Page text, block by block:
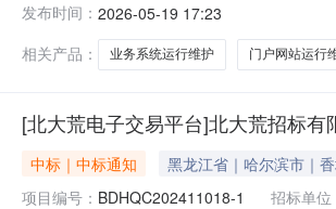
信息供应商名称：国泰新点软件股
称：业务系统
发布时间： 2026-05-19 17:23
相关产品：
业务系统运行维护 门户网站运行
[北大荒电子交易平台]北大荒招标
中标｜中标通知 黑龙江省｜哈尔滨市｜
项目编号： BDHQC202411018-1 招标单位